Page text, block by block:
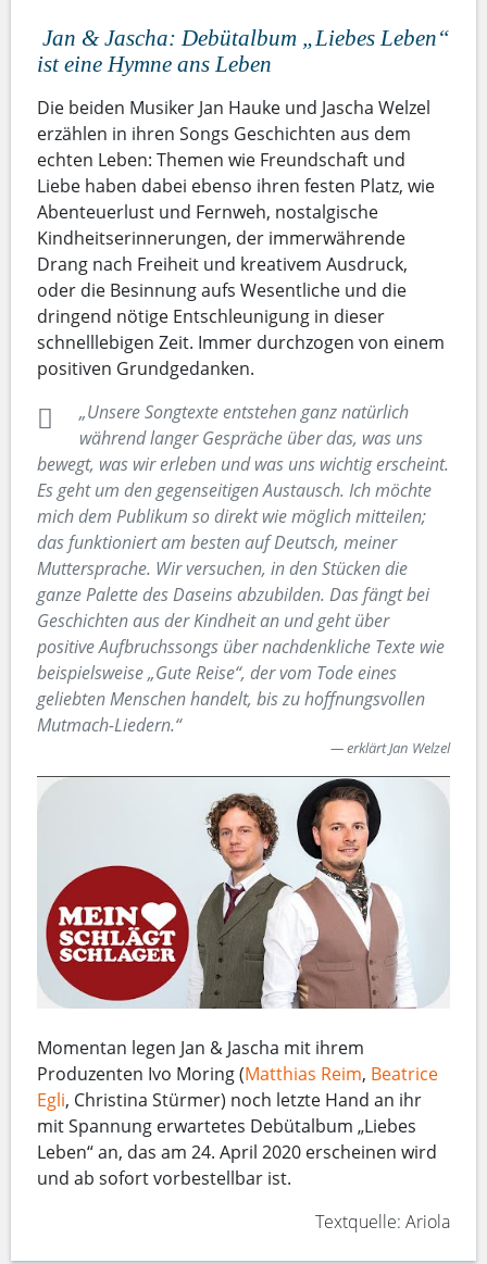
Jan & Jascha: Debütalbum „Liebes Leben“
ist eine Hymne ans Leben
Die beiden Musiker Jan Hauke und Jascha Welzel
erzählen in ihren Songs Geschichten aus dem
echten Leben: Themen wie Freundschaft und
Liebe haben dabei ebenso ihren festen Platz, wie
Abenteuerlust und Fernweh, nostalgische
Kindheitserinnerungen, der immerwährende
Drang nach Freiheit und kreativem Ausdruck,
oder die Besinnung aufs Wesentliche und die
dringend nötige Entschleunigung in dieser
schnelllebigen Zeit. Immer durchzogen von einem
positiven Grundgedanken.
„Unsere Songtexte entstehen ganz natürlich
während langer Gespräche über das, was uns
bewegt, was wir erleben und was uns wichtig erscheint.
Es geht um den gegenseitigen Austausch. Ich möchte
mich dem Publikum so direkt wie möglich mitteilen;
das funktioniert am besten auf Deutsch, meiner
Muttersprache. Wir versuchen, in den Stücken die
ganze Palette des Daseins abzubilden. Das fängt bei
Geschichten aus der Kindheit an und geht über
positive Aufbruchssongs über nachdenkliche Texte wie
beispielsweise „Gute Reise“, der vom Tode eines
geliebten Menschen handelt, bis zu hoffnungsvollen
Mutmach-Liedern.“
erklärt Jan Welzel
Momentan legen Jan & Jascha mit ihrem
Produzenten Ivo Moring (Matthias Reim, Beatrice
Egli, Christina Stürmer) noch letzte Hand an ihr
mit Spannung erwartetes Debütalbum „Liebes
Leben“ an, das am 24. April 2020 erscheinen wird
und ab sofort vorbestellbar ist.
Textquelle: Ariola